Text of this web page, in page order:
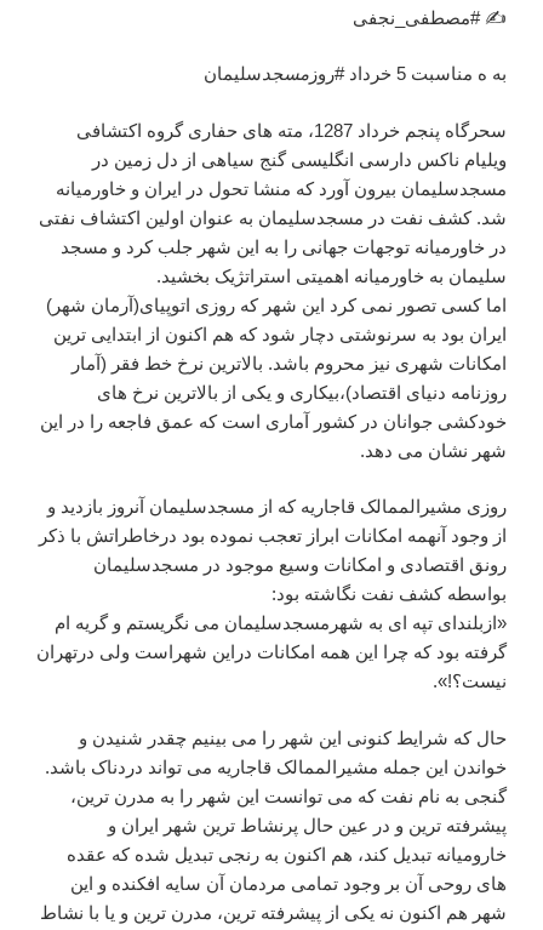
✍ #مصطفی_نجفی
به ه مناسبت 5 خرداد #روز مسجدسليمان
سحرگاه پنجم خرداد 1287، مته های حفاری گروه اکتشافی
ویلیام ناکس دارسی انگلیسی گنج سیاهی از دل زمین در
مسجدسلیمان بیرون آورد که منشا تحول در ایران و خاورمیانه
شد. کشف نفت در مسجدسلیمان به عنوان اولین اکتشاف نفتی
در خاورمیانه توجهات جهانی را به این شهر جلب کرد و مسجد
سلیمان به خاورمیانه اهمیتی استراتژیک بخشید.
اما کسی تصور نمی کرد این شهر که روزی اتوپیای(آرمان شهر)
ایران بود به سرنوشتی دچار شود که هم اکنون از ابتدایی ترین
امکانات شهری نیز محروم باشد. بالاترین نرخ خط فقر (آمار
روزنامه دنیای اقتصاد)،بیکاری و یکی از بالاترین نرخ های
خودکشی جوانان در کشور آماری است که عمق فاجعه را در این
شهر نشان می دهد.
روزی مشیرالممالک قاجاریه که از مسجدسلیمان آنروز بازدید و
از وجود آنهمه امکانات ابراز تعجب نموده بود درخاطراتش با ذکر
رونق اقتصادی و امکانات وسیع موجود در مسجدسلیمان
بواسطه کشف نفت نگاشته بود:
«ازبلندای تپه ای به شهرمسجدسلیمان می نگریستم و گریه ام
گرفته بود که چرا این همه امکانات دراین شهراست ولی درتهران
نیست؟!».
حال که شرایط کنونی این شهر را می بینیم چقدر شنیدن و
خواندن این جمله مشیرالممالک قاجاریه می تواند دردناک باشد.
گنجی به نام نفت که می توانست این شهر را به مدرن ترین،
پیشرفته ترین و در عین حال پرنشاط ترین شهر ایران و
خارومیانه تبدیل کند، هم اکنون به رنجی تبدیل شده که عقده
های روحی آن بر وجود تمامی مردمان آن سایه افکنده و این
شهر هم اکنون نه یکی از پیشرفته ترین، مدرن ترین و یا با نشاط